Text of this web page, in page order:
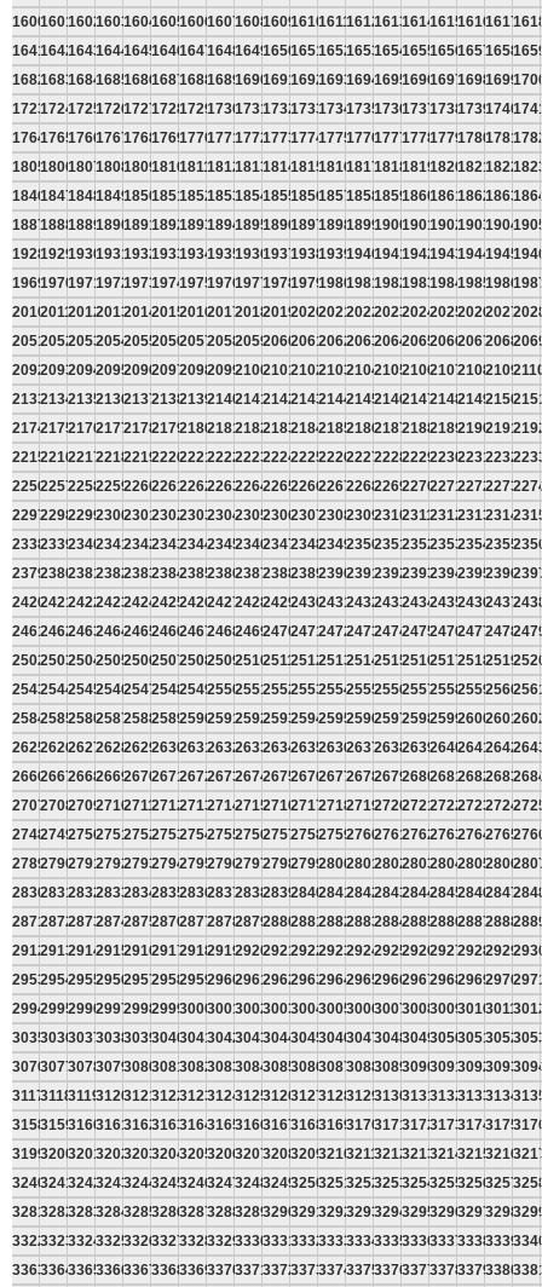
160016011602160316041605160616071608160916101611161216131614161516161617
164116421643164416451646164716481649165016511652165316541655165616571658
168216831684168516861687168816891690169116921693169416951696169716981699
172317241725172617271728172917301731173217331734173517361737173817391740
176417651766176717681769177017711772177317741775177617771778177917801781
180518061807180818091810181118121813181418151816181718181819182018211822
184618471848184918501851185218531854185518561857185818591860186118621863
188718881889189018911892189318941895189618971898189919001901190219031904
192819291930193119321933193419351936193719381939194019411942194319441945
196919701971197219731974197519761977197819791980198119821983198419851986
201020112012201320142015201620172018201920202021202220232024202520262027
205120522053205420552056205720582059206020612062206320642065206620672068
209220932094209520962097209820992100210121022103210421052106210721082109
213321342135213621372138213921402141214221432144214521462147214821492150
217421752176217721782179218021812182218321842185218621872188218921902191
221522162217221822192220222122222223222422252226222722282229223022312232
225622572258225922602261226222632264226522662267226822692270227122722273
229722982299230023012302230323042305230623072308230923102311231223132314
233823392340234123422343234423452346234723482349235023512352235323542355
237923802381238223832384238523862387238823892390239123922393239423952396
242024212422242324242425242624272428242924302431243224332434243524362437
246124622463246424652466246724682469247024712472247324742475247624772478
250225032504250525062507250825092510251125122513251425152516251725182519
254325442545254625472548254925502551255225532554255525562557255825592560
258425852586258725882589259025912592259325942595259625972598259926002601
262526262627262826292630263126322633263426352636263726382639264026412642
266626672668266926702671267226732674267526762677267826792680268126822683
270727082709271027112712271327142715271627172718271927202721272227232724
274827492750275127522753275427552756275727582759276027612762276327642765
278927902791279227932794279527962797279827992800280128022803280428052806
283028312832283328342835283628372838283928402841284228432844284528462847
287128722873287428752876287728782879288028812882288328842885288628872888
291229132914291529162917291829192920292129222923292429252926292729282929
295329542955295629572958295929602961296229632964296529662967296829692970
299429952996299729982999300030013002300330043005300630073008300930103011
303530363037303830393040304130423043304430453046304730483049305030513052
307630773078307930803081308230833084308530863087308830893090309130923093
311731183119312031213122312331243125312631273128312931303131313231333134
315831593160316131623163316431653166316731683169317031713172317331743175
319932003201320232033204320532063207320832093210321132123213321432153216
324032413242324332443245324632473248324932503251325232533254325532563257
328132823283328432853286328732883289329032913292329332943295329632973298
332233233324332533263327332833293330333133323333333433353336333733383339
336333643365336633673368336933703371337233733374337533763377337833793380